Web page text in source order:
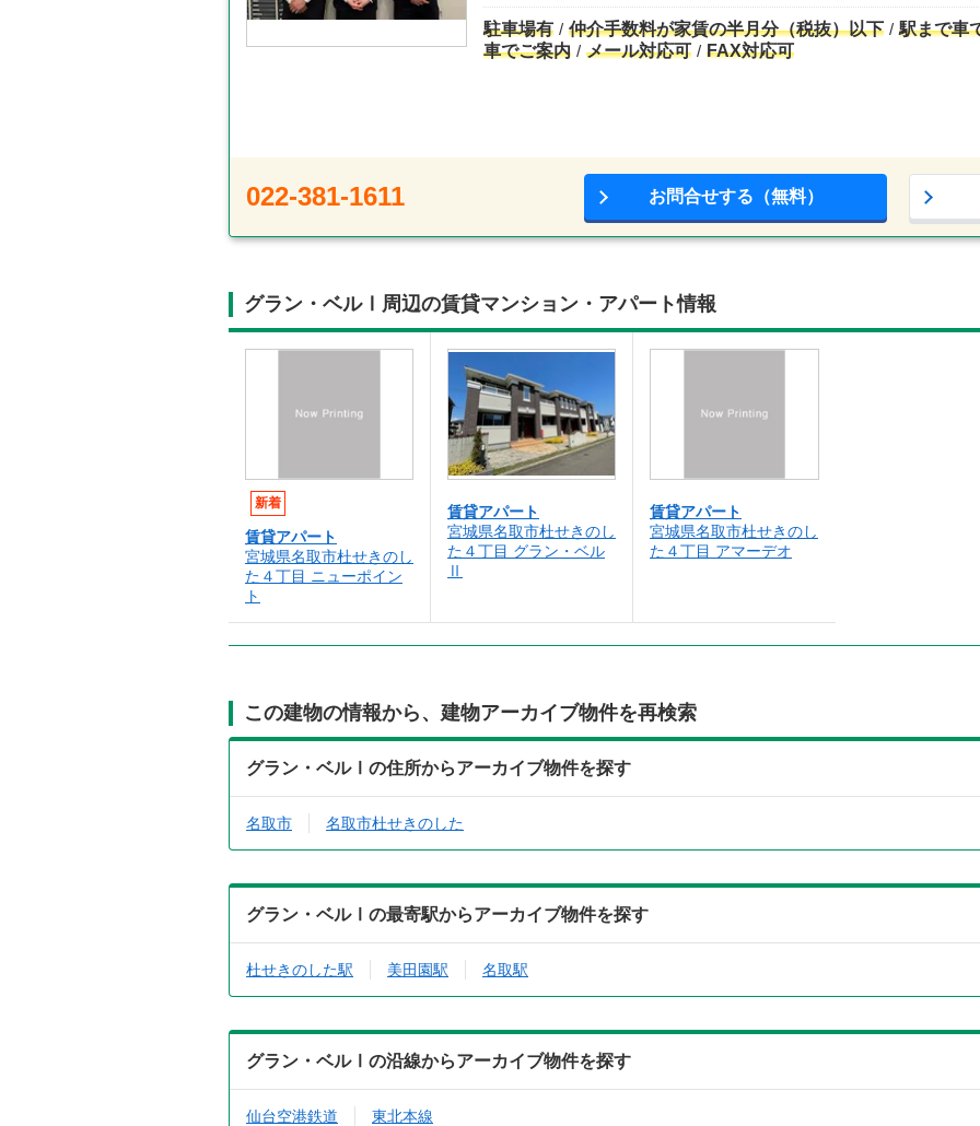
駐車場有 仲介手数料が家賃の半月分（税抜）以下 駅まで車
車でご案内
メール対応可 FAX対応可
022-381-1611 お問合せする（無料）
グラン・ベルⅠ周辺の賃貸マンション・アパート情報
新着
賃貸アパート
宮城県名取市杜せきのし
た４丁目 ニューポイン
ト
賃貸アパート
宮城県名取市杜せきのし
た４丁目 グラン・ベル
Ⅱ
賃貸アパート
宮城県名取市杜せきのし
た４丁目 アマーデオ
この建物の情報から、建物アーカイブ物件を再検索
グラン・ベルⅠの住所からアーカイブ物件を探す
名取市 名取市杜せきのした
グラン・ベルⅠの最寄駅からアーカイブ物件を探す
杜せきのした駅 美田園駅 名取駅
グラン・ベルⅠの沿線からアーカイブ物件を探す
仙台空港鉄道 東北本線